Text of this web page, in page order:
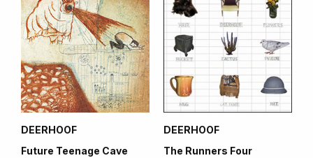
DEERHOOF
Future Teenage Cave
DEERHOOF
The Runners Four